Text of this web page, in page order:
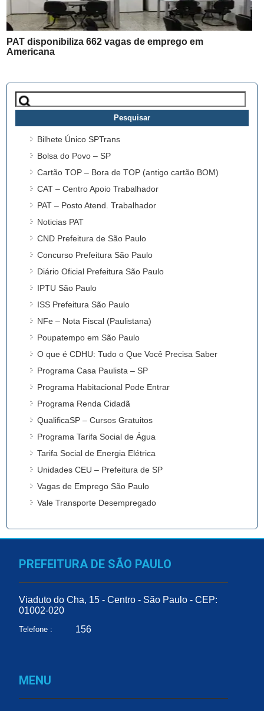
PAT disponibiliza 662 vagas de emprego em
Americana
Pesquisar
por:
Bilhete Único SPTrans
Bolsa do Povo – SP
Cartão TOP – Bora de TOP (antigo cartão BOM)
CAT – Centro Apoio Trabalhador
PAT – Posto Atend. Trabalhador
Noticias PAT
CND Prefeitura de São Paulo
Concurso Prefeitura São Paulo
Diário Oficial Prefeitura São Paulo
IPTU São Paulo
ISS Prefeitura São Paulo
NFe – Nota Fiscal (Paulistana)
Poupatempo em São Paulo
O que é CDHU: Tudo o Que Você Precisa Saber
Programa Casa Paulista – SP
Programa Habitacional Pode Entrar
Programa Renda Cidadã
QualificaSP – Cursos Gratuitos
Programa Tarifa Social de Água
Tarifa Social de Energia Elétrica
Unidades CEU – Prefeitura de SP
Vagas de Emprego São Paulo
Vale Transporte Desempregado
PREFEITURA DE SÃO PAULO
Viaduto do Cha, 15 - Centro - São Paulo - CEP:
01002-020
Telefone : 156
MENU